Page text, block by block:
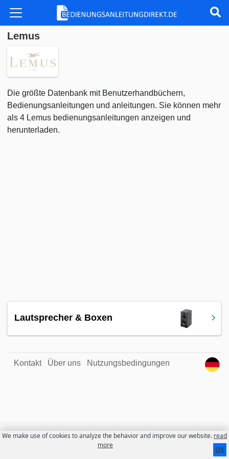
Lemus
Die größte Datenbank mit Benutzerhandbüchern,
Bedienungsanleitungen und anleitungen. Sie können mehr
als 4 Lemus bedienungsanleitungen anzeigen und
herunterladen.
Lautsprecher & Boxen
Kontakt Über uns Nutzungsbedingungen
We make use of cookies to analyze the behavior and improve our website. read
more
OK